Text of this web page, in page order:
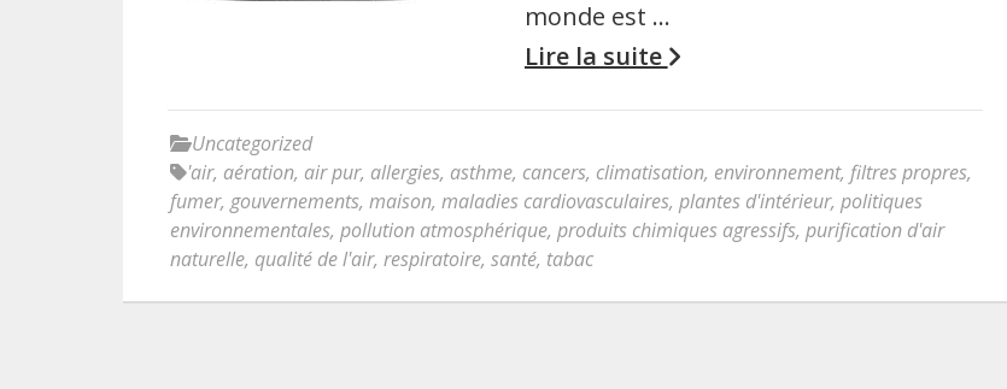
monde est …
Lire la suite
Uncategorized
'air, aération, air pur, allergies, asthme, cancers, climatisation, environnement, filtres propres,
fumer, gouvernements, maison, maladies cardiovasculaires, plantes d'intérieur, politiques
environnementales, pollution atmosphérique, produits chimiques agressifs, purification d'air
naturelle, qualité de l'air, respiratoire, santé, tabac